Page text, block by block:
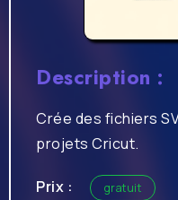
Description :
Crée des fichiers
projets Cricut.
Prix : gratuit